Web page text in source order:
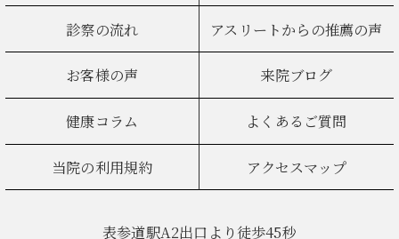
診察の流れ アスリートからの推薦の声
お客様の声 来院ブログ
健康コラム よくあるご質問
当院の利用規約 アクセスマップ
表参道駅A2出口より徒歩45秒